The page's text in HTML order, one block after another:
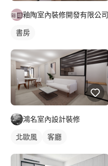
釉陶室內裝修開發有限公司
書房
鴻名室內設計裝修
北歐風 客廳